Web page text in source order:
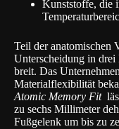
Kunststoffe, die
Teil der anatomischen
Unterscheidung in drei
breit. Das
Materialflexibilität
Atomic Memory Fit
zu sechs Millimeter
Fußgelenk um bis zu